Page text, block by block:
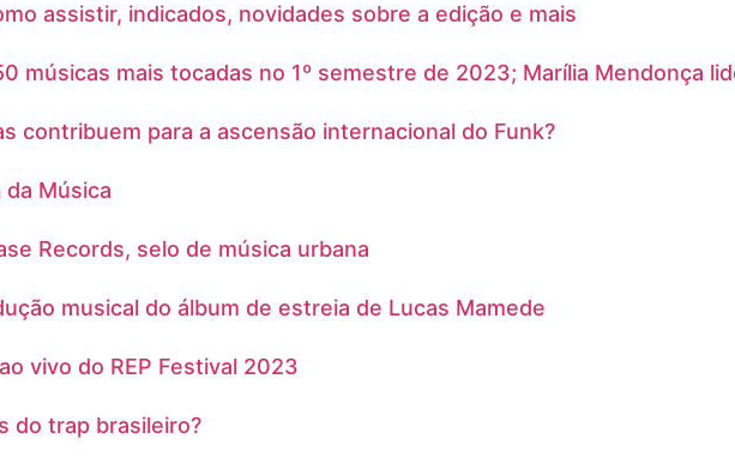
assistir, indicados, novidades sobre a edição e mais
músicas mais tocadas no 1º semestre de 2023; Marília Mendonça
contribuem para a ascensão internacional do Funk?
da Música
Records, selo de música urbana
musical do álbum de estreia de Lucas Mamede
vivo do REP Festival 2023
do trap brasileiro?